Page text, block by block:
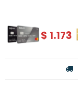
$ 1.173